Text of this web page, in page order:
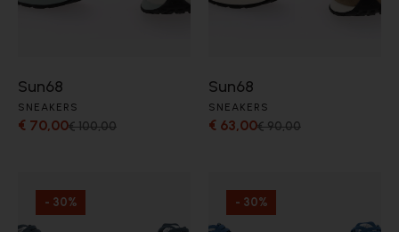
Sun68
SNEAKERS
€ 70,00€ 100,00
Sun68
SNEAKERS
€ 63,00€ 90,00
- 30% - 30%